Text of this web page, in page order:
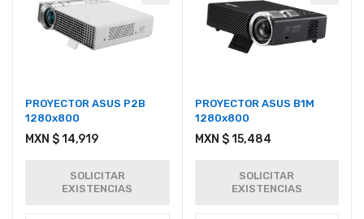
PROYECTOR ASUS P2B
1280x800
MXN $ 14,919
SOLICITAR
EXISTENCIAS
PROYECTOR ASUS B1M
1280x800
MXN $ 15,484
SOLICITAR
EXISTENCIAS